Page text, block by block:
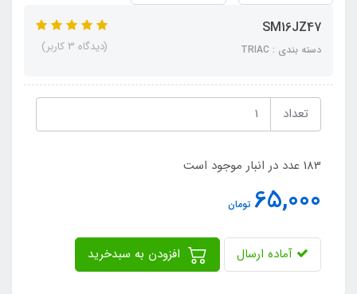
SM16JZ47
دسته بندی : TRIAC (دیدگاه 3 کاربر)
تعداد
183 عدد در انبار موجود است
65,000 تومان
آماده ارسال